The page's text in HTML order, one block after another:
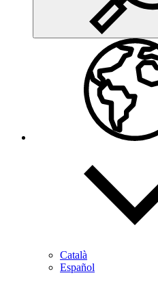
Català
Español